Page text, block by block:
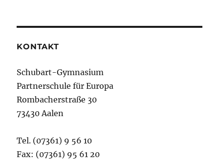
KONTAKT
Schubart-Gymnasium
Partnerschule für Europa
Rombacherstraße 30
73430 Aalen
Tel. (07361) 9 56 10
Fax: (07361) 95 61 20